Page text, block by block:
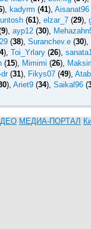
), kadyrm (41), Aisanat96
(61), elzar_7 (29),
9), ayp12 (30),
(38), Suranchev.e (30),
), Toi_Yrlary (26),
(15), Mimimi (26),
(31), Fikys07 (49),
), Ariet9 (34), Saikal96 (
МЕДИА-ПОРТАЛ